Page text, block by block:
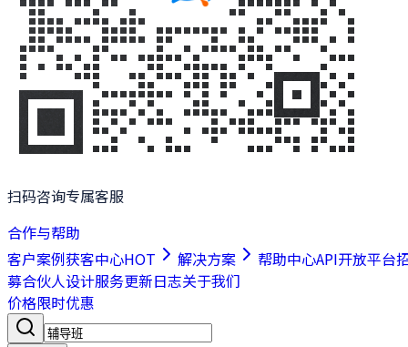
扫码咨询专属客服
合作与帮助
客户案例获客中心HOT 解决方案 帮助中心API开放平台
募合伙人设计服务更新日志关于我们
价格限时优惠